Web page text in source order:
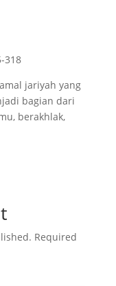
318
jariyah yang
bagian dari
berakhlak,
Required